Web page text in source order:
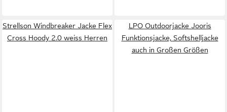
Strellson Windbreaker Jacke Flex
Cross Hoody 2.0 weiss Herren
LPO Outdoorjacke Jooris
Funktionsjacke, Softshelljacke
auch in Großen Größen